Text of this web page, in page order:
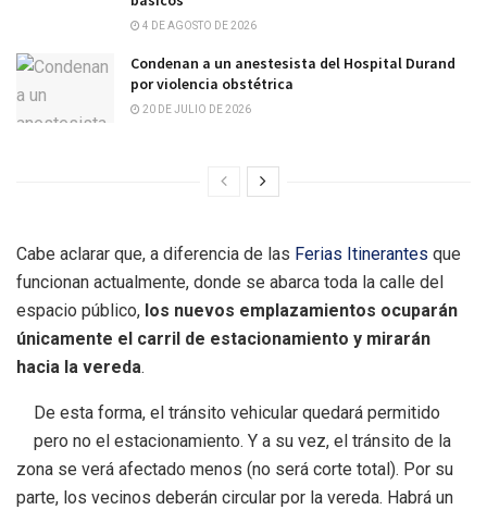
4 DE AGOSTO DE 2026
Condenan a un anestesista del Hospital Durand
por violencia obstétrica
20 DE JULIO DE 2026
Cabe aclarar que, a diferencia de las Ferias Itinerantes que
funcionan actualmente, donde se abarca toda la calle del
espacio público, los nuevos emplazamientos ocuparán
únicamente el carril de estacionamiento y mirarán
hacia la vereda.
De esta forma, el tránsito vehicular quedará permitido
pero no el estacionamiento. Y a su vez, el tránsito de la
zona se verá afectado menos (no será corte total). Por su
parte, los vecinos deberán circular por la vereda. Habrá un